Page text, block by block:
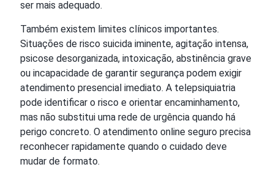
ser mais adequado.
Também existem limites clínicos importantes.
Situações de risco suicida iminente, agitação intensa,
psicose desorganizada, intoxicação, abstinência grave
ou incapacidade de garantir segurança podem exigir
atendimento presencial imediato. A telepsiquiatria
pode identificar o risco e orientar encaminhamento,
mas não substitui uma rede de urgência quando há
perigo concreto. O atendimento online seguro precisa
reconhecer rapidamente quando o cuidado deve
mudar de formato.